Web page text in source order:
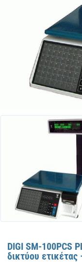
DIGI SM-100PCS
δικτύου ετικέτας